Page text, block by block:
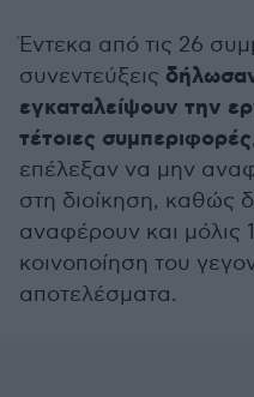
Έντεκα από τις 26
συνεντεύξεις
εγκαταλείψουν την
τέτοιες συμπεριφορές
επέλεξαν να μην
στη διοίκηση, καθώς
αναφέρουν και μόλις
κοινοποίηση του
αποτελέσματα.